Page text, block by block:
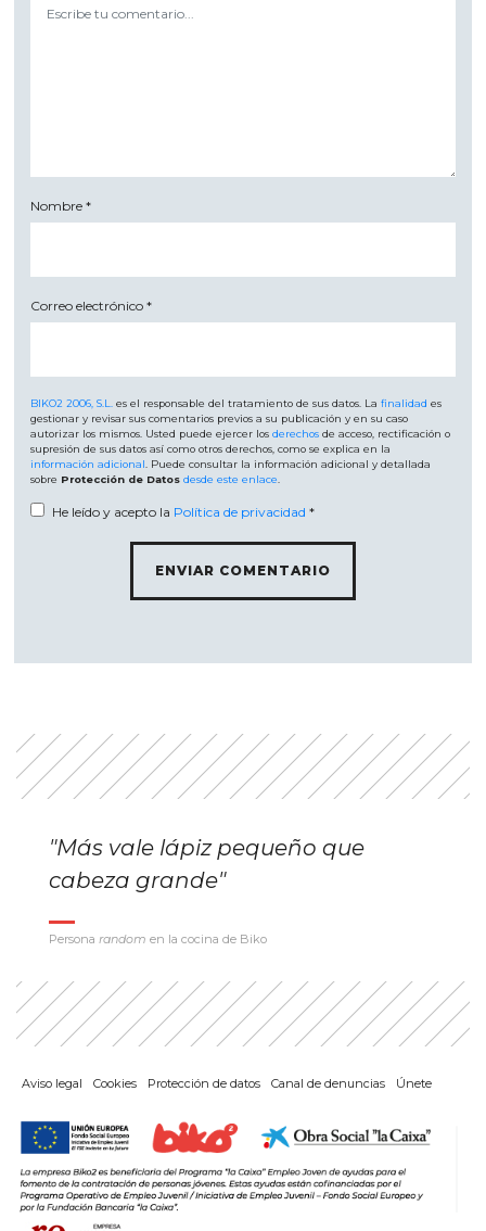
Nombre*
Correo electrónico*
BIKO2 2006, S.L. es el responsable del tratamiento de sus datos. Lafinalidad es
gestionar y revisar sus comentarios previos a su publicación y en su caso
autorizar los mismos. Usted puede ejercer losderechos de acceso, rectificación o
supresión de sus datos así como otros derechos, como se explica en la
información adicional
. Puede consultar la información adicional y detallada
sobre Protección de Datos desde este enlace
He leído y acepto la Política de privacidad *
"Más vale lápiz pequeño que
cabeza grande"
Persona random en la cocina de Biko
Aviso legal Cookies Protección de datos Canal de denuncias Únete